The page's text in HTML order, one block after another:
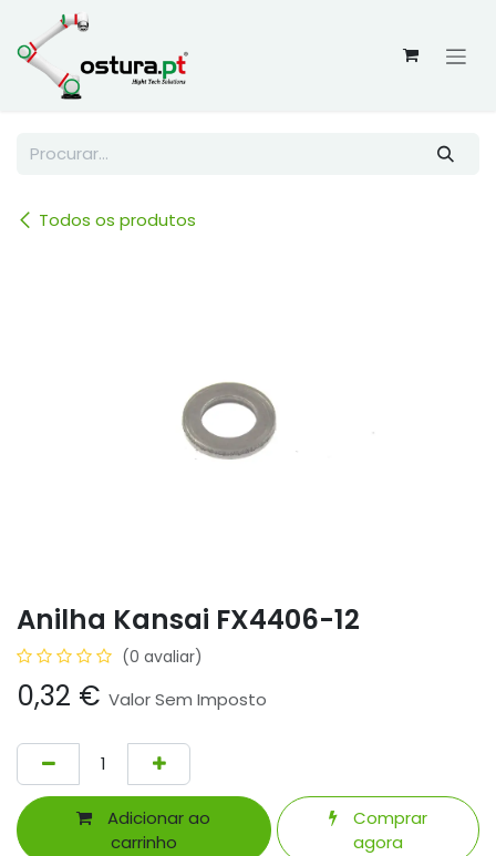
Skip to Content
Todos os produtos
Anilha Kansai FX4406-12
(0 avaliar)
0,32 € Valor Sem Imposto
Adicionar ao
carrinho
Comprar
agora